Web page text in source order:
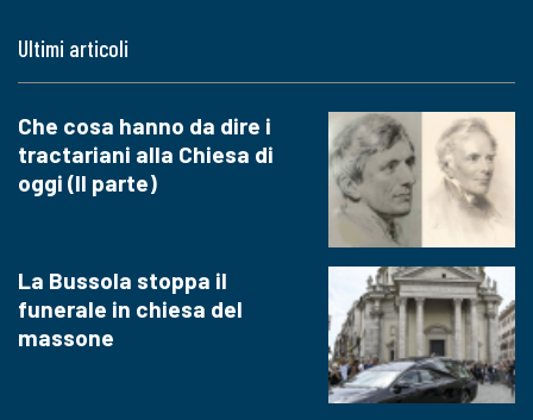
Ultimi articoli
Che cosa hanno da dire i
tractariani alla Chiesa di
oggi (II parte)
La Bussola stoppa il
funerale in chiesa del
massone